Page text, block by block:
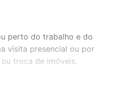
perto do trabalho e do
visita presencial ou por
troca de imóveis.